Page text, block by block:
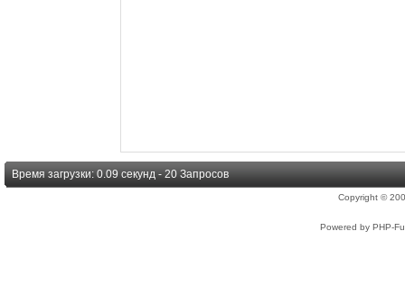
Время загрузки: 0.09 секунд - 20 Запросов
Copyright ©
Powered by PHP-